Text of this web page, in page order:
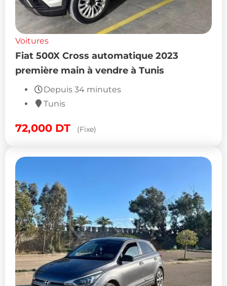
Voitures
Fiat 500X Cross automatique 2023
première main à vendre à Tunis
Depuis 34 minutes
Tunis
72,000 DT (Fixe)